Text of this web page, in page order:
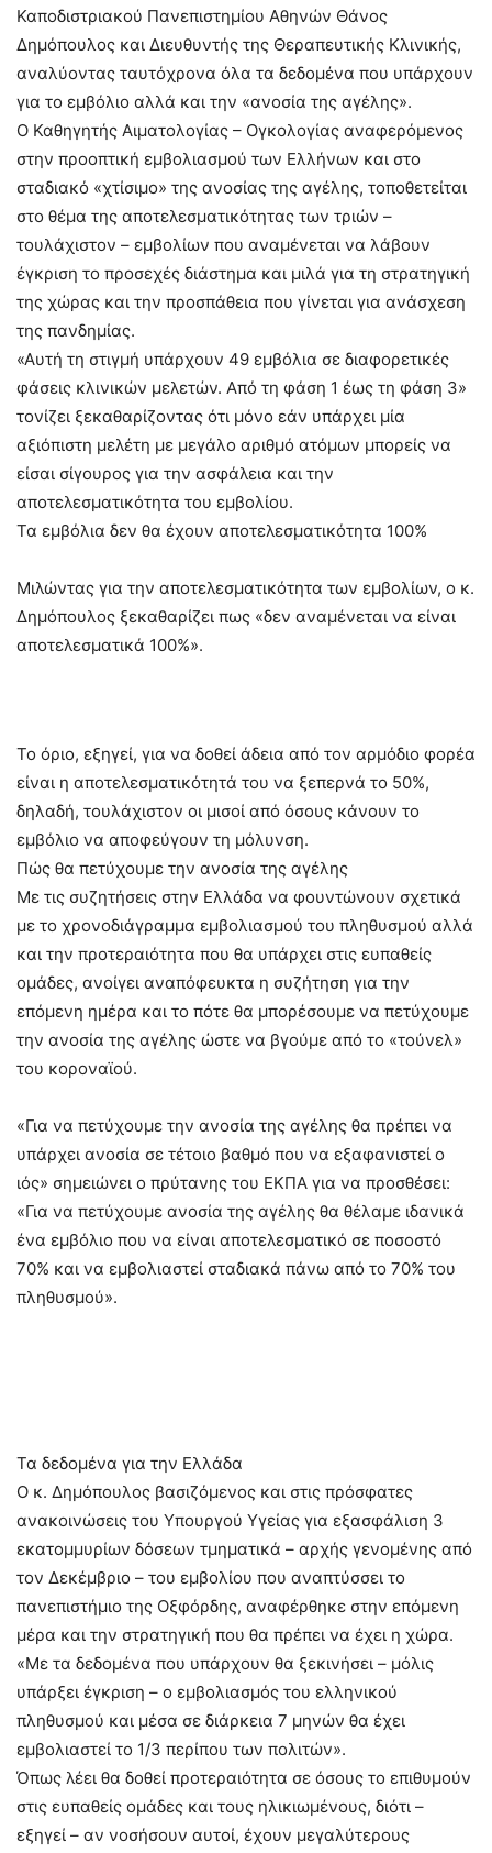
Καποδιστριακού Πανεπιστημίου Αθηνών Θάνος
Δημόπουλος και Διευθυντής της Θεραπευτικής Κλινικής,
αναλύοντας ταυτόχρονα όλα τα δεδομένα που υπάρχουν
για το εμβόλιο αλλά και την «ανοσία της αγέλης».
Ο Καθηγητής Αιματολογίας – Ογκολογίας αναφερόμενος
στην προοπτική εμβολιασμού των Ελλήνων και στο
σταδιακό «χτίσιμο» της ανοσίας της αγέλης, τοποθετείται
στο θέμα της αποτελεσματικότητας των τριών –
τουλάχιστον – εμβολίων που αναμένεται να λάβουν
έγκριση το προσεχές διάστημα και μιλά για τη στρατηγική
της χώρας και την προσπάθεια που γίνεται για ανάσχεση
της πανδημίας.
«Αυτή τη στιγμή υπάρχουν 49 εμβόλια σε διαφορετικές
φάσεις κλινικών μελετών. Από τη φάση 1 έως τη φάση 3»
τονίζει ξεκαθαρίζοντας ότι μόνο εάν υπάρχει μία
αξιόπιστη μελέτη με μεγάλο αριθμό ατόμων μπορείς να
είσαι σίγουρος για την ασφάλεια και την
αποτελεσματικότητα του εμβολίου.
Τα εμβόλια δεν θα έχουν αποτελεσματικότητα 100%
Μιλώντας για την αποτελεσματικότητα των εμβολίων, ο κ.
Δημόπουλος ξεκαθαρίζει πως «δεν αναμένεται να είναι
αποτελεσματικά 100%».
Το όριο, εξηγεί, για να δοθεί άδεια από τον αρμόδιο φορέα
είναι η αποτελεσματικότητά του να ξεπερνά το 50%,
δηλαδή, τουλάχιστον οι μισοί από όσους κάνουν το
εμβόλιο να αποφεύγουν τη μόλυνση.
Πώς θα πετύχουμε την ανοσία της αγέλης
Με τις συζητήσεις στην Ελλάδα να φουντώνουν σχετικά
με το χρονοδιάγραμμα εμβολιασμού του πληθυσμού αλλά
και την προτεραιότητα που θα υπάρχει στις ευπαθείς
ομάδες, ανοίγει αναπόφευκτα η συζήτηση για την
επόμενη ημέρα και το πότε θα μπορέσουμε να πετύχουμε
την ανοσία της αγέλης ώστε να βγούμε από το «τούνελ»
του κοροναϊού.
«Για να πετύχουμε την ανοσία της αγέλης θα πρέπει να
υπάρχει ανοσία σε τέτοιο βαθμό που να εξαφανιστεί ο
ιός» σημειώνει ο πρύτανης του ΕΚΠΑ για να προσθέσει:
«Για να πετύχουμε ανοσία της αγέλης θα θέλαμε ιδανικά
ένα εμβόλιο που να είναι αποτελεσματικό σε ποσοστό
70% και να εμβολιαστεί σταδιακά πάνω από το 70% του
πληθυσμού».
Τα δεδομένα για την Ελλάδα
Ο κ. Δημόπουλος βασιζόμενος και στις πρόσφατες
ανακοινώσεις του Υπουργού Υγείας για εξασφάλιση 3
εκατομμυρίων δόσεων τμηματικά – αρχής γενομένης από
τον Δεκέμβριο – του εμβολίου που αναπτύσσει το
πανεπιστήμιο της Οξφόρδης, αναφέρθηκε στην επόμενη
μέρα και την στρατηγική που θα πρέπει να έχει η χώρα.
«Με τα δεδομένα που υπάρχουν θα ξεκινήσει – μόλις
υπάρξει έγκριση – ο εμβολιασμός του ελληνικού
πληθυσμού και μέσα σε διάρκεια 7 μηνών θα έχει
εμβολιαστεί το 1/3 περίπου των πολιτών».
Όπως λέει θα δοθεί προτεραιότητα σε όσους το επιθυμούν
στις ευπαθείς ομάδες και τους ηλικιωμένους, διότι –
εξηγεί – αν νοσήσουν αυτοί, έχουν μεγαλύτερους